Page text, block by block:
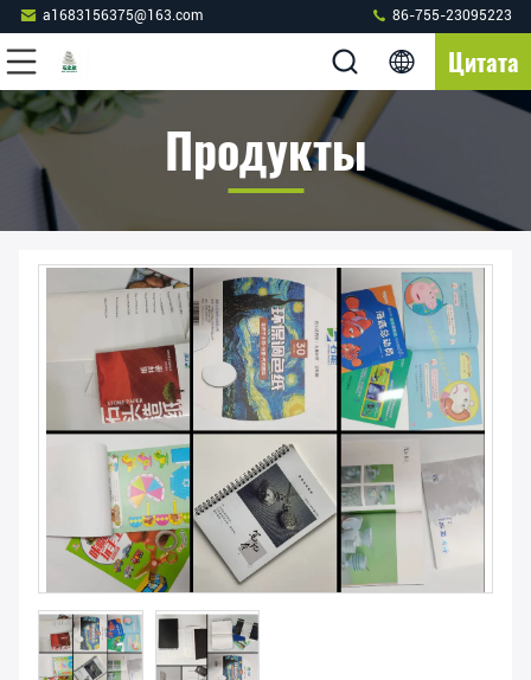
a1683156375@163.com 86-755-23095223
Цитата
Продукты